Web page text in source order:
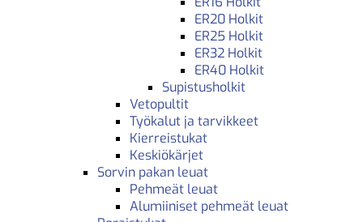
ER20 Holkit
ER25 Holkit
ER32 Holkit
ER40 Holkit
Supistusholkit
Vetopultit
Työkalut ja tarvikkeet
Kierreistukat
Keskiökärjet
Sorvin pakan leuat
Pehmeät leuat
Alumiiniset pehmeät leuat